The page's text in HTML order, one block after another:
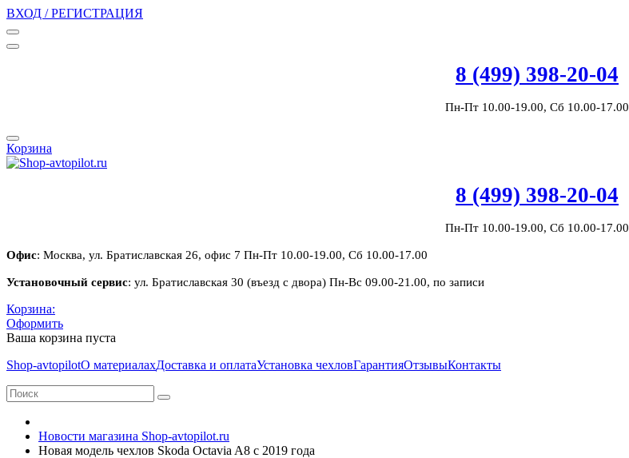
ВХОД / РЕГИСТРАЦИЯ
8 (499) 398-20-04
Пн-Пт 10.00-19.00, Сб 10.00-17.00
Корзина
8 (499) 398-20-04
Пн-Пт 10.00-19.00, Сб 10.00-17.00
Офис: Москва, ул. Братиславская 26, офис 7 Пн-Пт 10.00-19.00, Сб 10.00-17.00
Установочный сервис: ул. Братиславская 30 (въезд с двора) Пн-Вс 09.00-21.00, по записи
Корзина:
Оформить
Ваша корзина пуста
Shop-avtopilotО материалахДоставка и оплатаУстановка чехловГарантияОтзывыКонтакты
Новости магазина Shop-avtopilot.ru
Новая модель чехлов Skoda Octavia A8 с 2019 года